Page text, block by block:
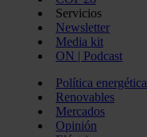
Servicios
Newsletter
Media kit
ON | Podcast
Política energética
Renovables
Mercados
Opinión